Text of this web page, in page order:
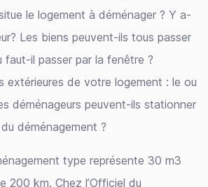
le logement à déménager ? Y a-
Les biens peuvent-ils tous passer
faut-il passer par la fenêtre ?
extérieures de votre logement : le ou
déménageurs peuvent-ils stationner
déménagement ?
type représente 30 m3
200 km. Chez l’Officiel du